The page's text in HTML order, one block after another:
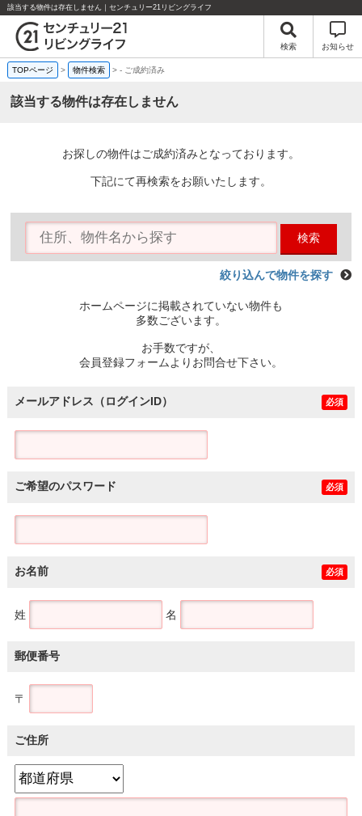
該当する物件は存在しません｜センチュリー21リビングライフ
検索 お知らせ
TOPページ > 物件検索 >- ご成約済み
該当する物件は存在しません
お探しの物件はご成約済みとなっております。
下記にて再検索をお願いたします。
検索
絞り込んで物件を探す
ホームページに掲載されていない物件も
多数ございます。
お手数ですが、
会員登録フォームよりお問合せ下さい。
メールアドレス（ログインID） 必須
ご希望のパスワード 必須
お名前 必須
姓 名
郵便番号
〒
ご住所